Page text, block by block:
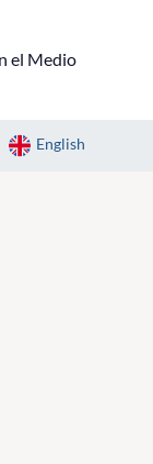
el Medio
English